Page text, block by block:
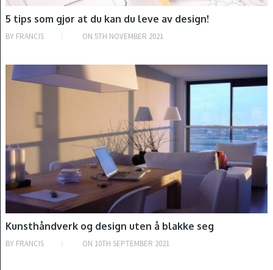
5 tips som gjør at du kan du leve av design!
BY FRANCIS ON 5TH NOVEMBER 2021
INTRODUKSJON
Kunsthåndverk og design uten å blakke seg
BY FRANCIS ON 10TH SEPTEMBER 2021